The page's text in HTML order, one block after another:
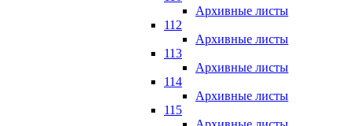
Архивные листы
112
Архивные листы
113
Архивные листы
114
Архивные листы
115